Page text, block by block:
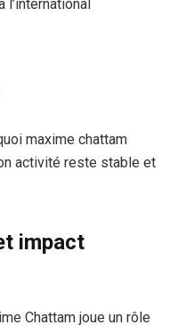
l’international
maxime chattam
activité reste stable et
impact
Chattam joue un rôle